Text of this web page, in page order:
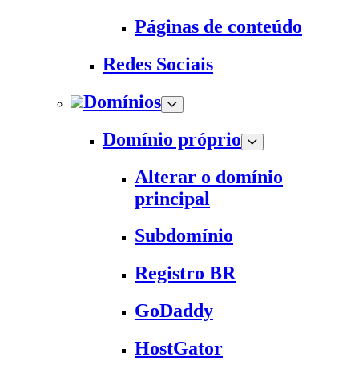
Páginas de conteúdo
Redes Sociais
Domínios
Domínio próprio
Alterar o domínio
principal
Subdomínio
Registro BR
GoDaddy
HostGator